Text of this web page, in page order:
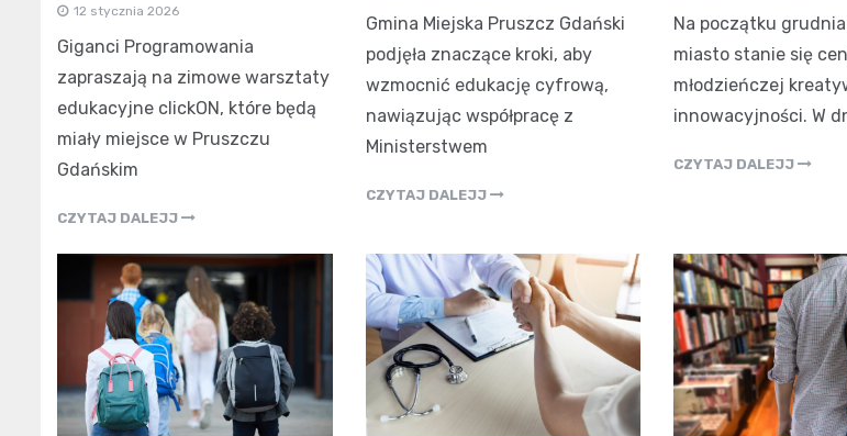
12 stycznia 2026
Giganci Programowania
zapraszają na zimowe warsztaty
edukacyjne clickON, które będą
miały miejsce w Pruszczu
Gdańskim
CZYTAJ DALEJJ
Gmina Miejska Pruszcz Gdański
podjęła znaczące kroki, aby
wzmocnić edukację cyfrową,
nawiązując współpracę z
Ministerstwem
CZYTAJ DALEJJ
Na początku
miasto stanie się
młodzieńczej
innowacyjności. W
CZYTAJ DALEJJ